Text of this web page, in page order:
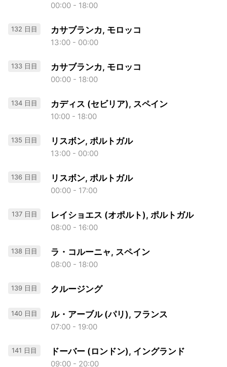
00:00 - 18:00
132 日目 カサブランカ, モロッコ
13:00 - 00:00
133 日目 カサブランカ, モロッコ
00:00 - 18:00
134 日目 カディス (セビリア), スペイン
10:00 - 18:00
135 日目 リスボン, ポルトガル
13:00 - 00:00
136 日目 リスボン, ポルトガル
00:00 - 17:00
137 日目 レイショエス (オポルト), ポルトガル
08:00 - 16:00
138 日目 ラ・コルーニャ, スペイン
08:00 - 18:00
139 日目 クルージング
140 日目 ル・アーブル (パリ), フランス
07:00 - 19:00
141 日目 ドーバー (ロンドン), イングランド
09:00 - 20:00